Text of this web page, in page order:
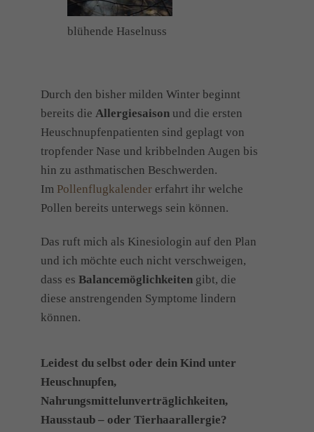
blühende Haselnuss
Durch den bisher milden Winter beginnt
bereits die Allergiesaison und die ersten
Heuschnupfenpatienten sind geplagt von
tropfender Nase und kribbelnden Augen bis
hin zu asthmatischen Beschwerden.
Im Pollenflugkalender erfahrt ihr welche
Pollen bereits unterwegs sein können.
Das ruft mich als Kinesiologin auf den Plan
und ich möchte euch nicht verschweigen,
dass es Balancemöglichkeiten gibt, die
diese anstrengenden Symptome lindern
können.
Leidest du selbst oder dein Kind unter
Heuschnupfen,
Nahrungsmittelunverträglichkeiten,
Hausstaub – oder Tierhaarallergie?